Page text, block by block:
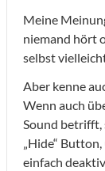
Meine
niemand hört
selbst
Aber kenne
Wenn auch
Sound betrifft,
„Hide“
einfach